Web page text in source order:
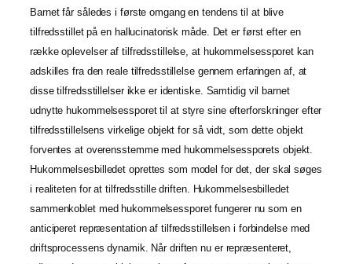
Barnet får således i første omgang en tendens til at blive
tilfredsstillet på en hallucinatorisk måde. Det er først efter en
række oplevelser af tilfredsstillelse, at hukommelsessporet kan
adskilles fra den reale tilfredsstillelse gennem erfaringen af, at
disse tilfredsstillelser ikke er identiske. Samtidig vil barnet
udnytte hukommelsessporet til at styre sine efterforskninger efter
tilfredsstillelsens virkelige objekt for så vidt, som dette objekt
forventes at overensstemme med hukommelsessporets objekt.
Hukommelsesbilledet oprettes som model for det, der skal søges
i realiteten for at tilfredsstille driften. Hukommelsesbilledet
sammenkoblet med hukommelsessporet fungerer nu som en
anticiperet repræsentation af tilfredsstillelsen i forbindelse med
driftsprocessens dynamik. Når driften nu er repræsenteret,